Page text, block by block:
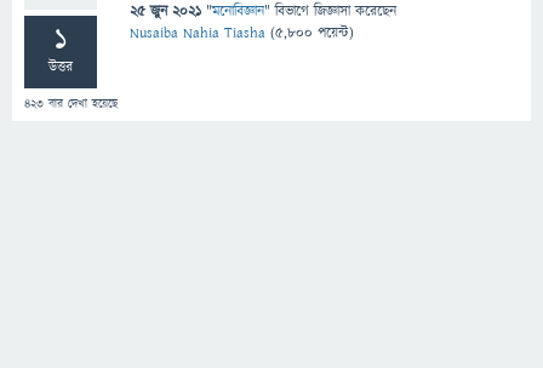
1
উত্তর
423 বার দেখা হয়েছে
25 জুন 2021 "মনোবিজ্ঞান" বিভাগে জিজ্ঞাসাকরেছেন
Nusaiba Nahia Tiasha (5,800 পয়েন্ট)